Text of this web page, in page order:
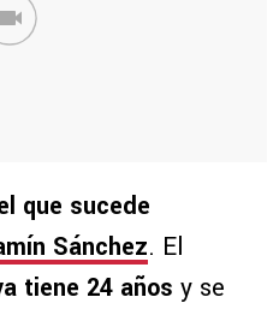
que sucede
Sánchez. El
tiene 24 años y se